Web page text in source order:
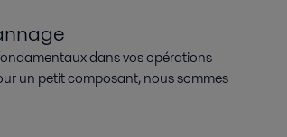
dans vos opérations
un petit composant, nous sommes